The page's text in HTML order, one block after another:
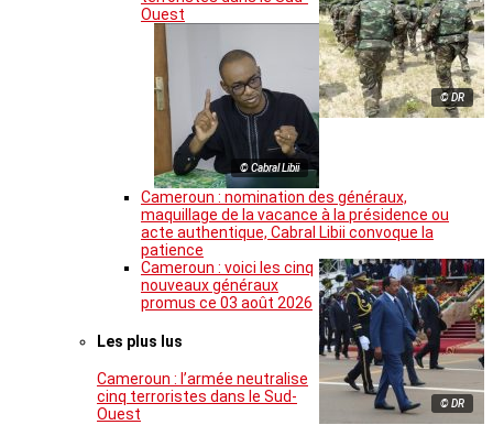
© DR
Ouest
© Cabral Libii
Cameroun : nomination des généraux,
maquillage de la vacance à la présidence ou
acte authentique, Cabral Libii convoque la
patience
© DR
Cameroun : voici les cinq
nouveaux généraux
promus ce 03 août 2026
Les plus lus
Cameroun : l’armée neutralise
cinq terroristes dans le Sud-
Ouest